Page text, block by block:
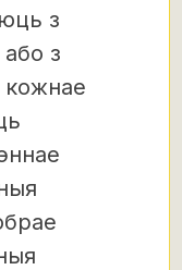
з
або з
кожнае